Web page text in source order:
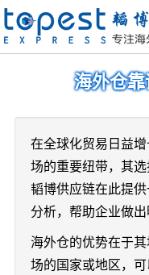
海外仓
在全球化贸易日益
场的重要纽带，其
韬博供应链在此提
分析，帮助企业做出
海外仓的优势在于
场的国家或地区，